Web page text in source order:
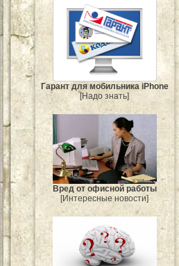
Гарант для мобильника iPhone
[Надо знать]
Вред от офисной работы
[Интересные новости]